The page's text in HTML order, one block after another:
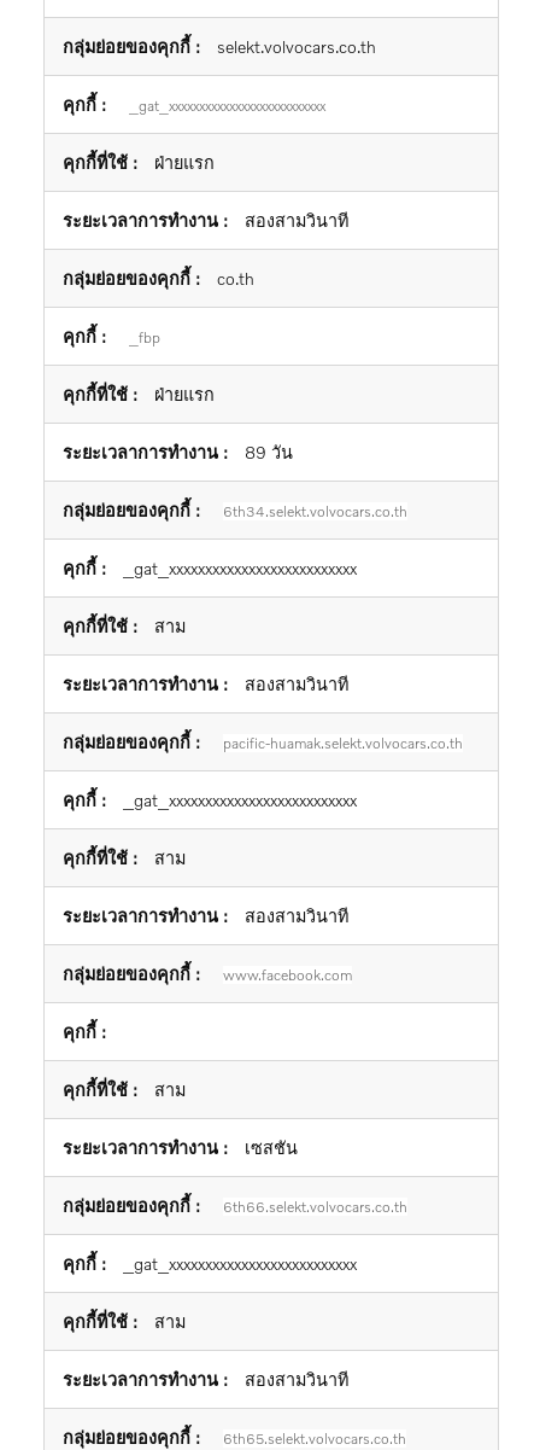
selekt.volvocars.co.th
_gat_xxxxxxxxxxxxxxxxxxxxxxxxxx
ฝ่ายแรก
สองสามวินาที
co.th
_fbp
ฝ่ายแรก
89 วัน
6th34.selekt.volvocars.co.th
_gat_xxxxxxxxxxxxxxxxxxxxxxxxxx
สาม
สองสามวินาที
pacific-huamak.selekt.volvocars.co.th
_gat_xxxxxxxxxxxxxxxxxxxxxxxxxx
สาม
สองสามวินาที
www.facebook.com
สาม
เซสชัน
6th66.selekt.volvocars.co.th
_gat_xxxxxxxxxxxxxxxxxxxxxxxxxx
สาม
สองสามวินาที
6th65.selekt.volvocars.co.th